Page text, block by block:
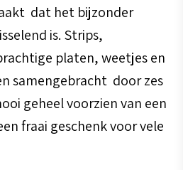
dat het bijzonder
is. Strips,
platen, weetjes en
samengebracht door zes
geheel voorzien van een
fraai geschenk voor vele